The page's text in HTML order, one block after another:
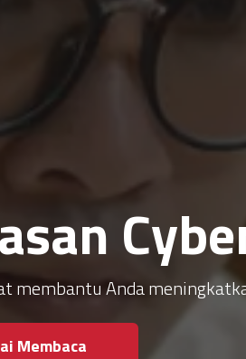
Anda
Membaca